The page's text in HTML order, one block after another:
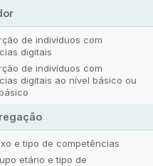
de indivíduos com
digitais
de indivíduos com
digitais ao nível básico ou
e tipo de competências
etário e tipo de